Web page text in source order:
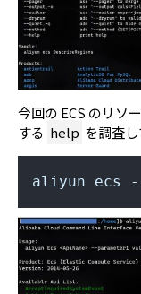
今回の ECS のリソ
する help を調査し
aliyun ecs